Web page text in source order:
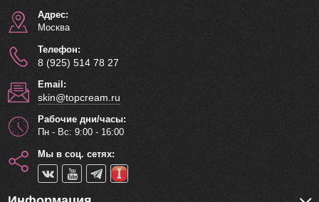
Адрес:
Москва
Телефон:
8 (925) 514 78 27
Email:
skin@topcream.ru
Рабочие дни/часы:
Пн - Вс: 9:00 - 16:00
Мы в соц. сетях: